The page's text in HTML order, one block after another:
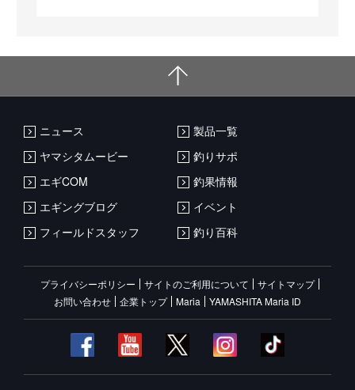
ニュース
製品一覧
ヤマシタムービー
釣りサポ
エギCOM
釣果情報
エギングブログ
イベント
フィールドスタッフ
釣り百科
プライバシーポリシー サイトのご利用について
サイトマップ
お問い合わせ
企業トップ Maria YAMASHITA Maria ID